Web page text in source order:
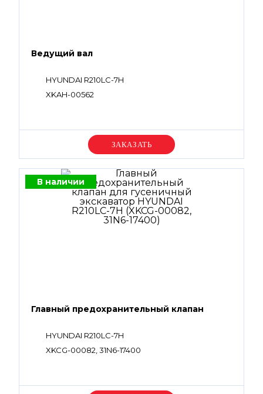
Ведущий вал
HYUNDAI R210LC-7H
XKAH-00562
Уточняйте цену
В наличии
Главный предохранительный клапан
HYUNDAI R210LC-7H
XKCG-00082, 31N6-17400